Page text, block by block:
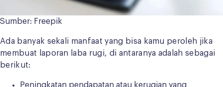
Sumber: Freepik
Ada banyak sekali manfaat yang bisa kamu peroleh jika
membuat laporan laba rugi, di antaranya adalah sebagai
berikut:
Peningkatan pendapatan atau kerugian yang